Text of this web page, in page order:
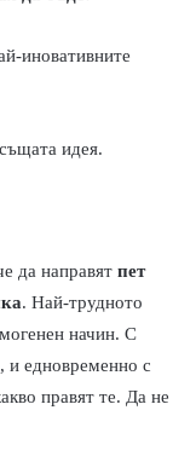
иновативните
идея.
да направят пет
. Най-трудното
начин. С
и едновременно с
правят те. Да не